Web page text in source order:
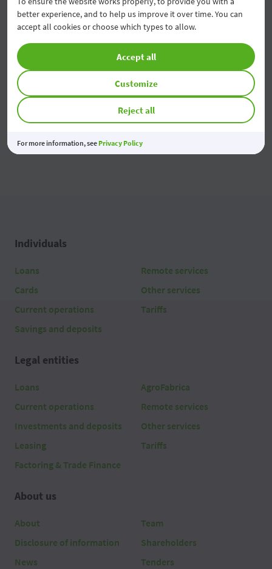
Modificarea tarifelor pentru Persoane Juridice
04 Aug 2026
Economiile tale prind valoare
03 Aug 2026
All news
Individuals
Loans
Cards
Current operations
Savings and deposits
Remote services
Other services
Tariffs
Legal entities
Loans
Current operations
Investments and deposits
Leasing
Factoring & Trade Finance
AgroFabrica
Remote services
Other services
Tariffs
About us
About
Disclosure of information
News
Team
Shareholders
Tenders
better experience, and to help us improve it over time. You can
accept all cookies or choose which types to allow.
Reject all
Customize
Accept all
For more information, see Privacy Policy